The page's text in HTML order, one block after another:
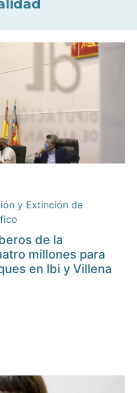
y Extinción de
de la
millones para
en Ibi y Villena